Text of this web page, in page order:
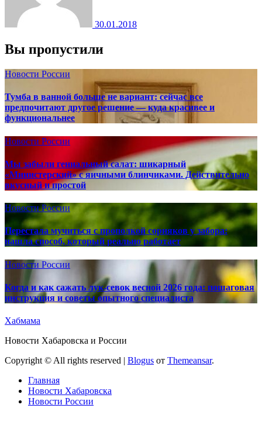
30.01.2018
Вы пропустили
Новости России
Тумба в ванной больше не вариант: сейчас все
предпочитают другое решение — куда красивее и
функциональнее
Новости России
Мы забыли гениальный салат: шикарный
«Министерский» с яичными блинчиками. Действительно
вкусный и простой
Новости России
Перестала мучиться с прополкой сорняков у забора:
нашла способ, который реально работает
Новости России
Когда и как сажать лук-севок весной 2026 года: пошаговая
инструкция и советы опытного специалиста
Хабмама
Новости Хабаровска и России
Copyright © All rights reserved | Blogus от Themeansar.
Главная
Новости Хабаровска
Новости России